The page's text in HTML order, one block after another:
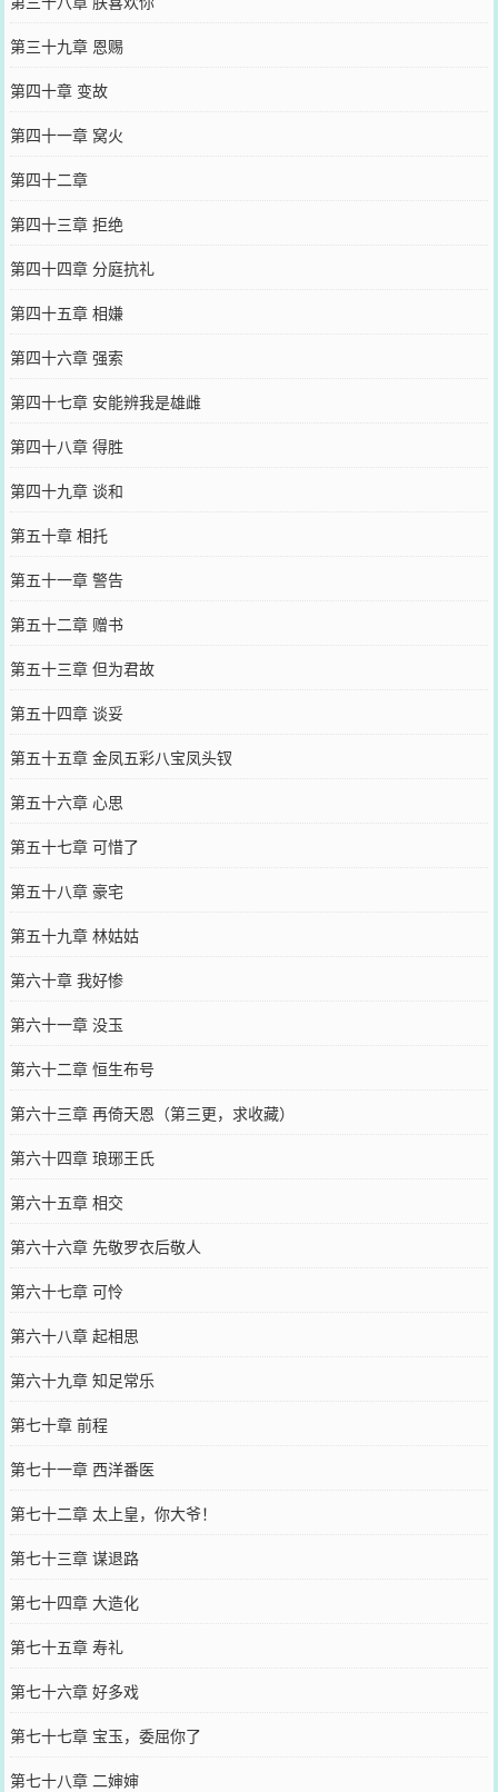
第三十九章 恩赐
第四十章 变故
第四十一章 窝火
第四十二章
第四十三章 拒绝
第四十四章 分庭抗礼
第四十五章 相嫌
第四十六章 强索
第四十七章 安能辨我是雄雌
第四十八章 得胜
第四十九章 谈和
第五十章 相托
第五十一章 警告
第五十二章 赠书
第五十三章 但为君故
第五十四章 谈妥
第五十五章 金凤五彩八宝凤头钗
第五十六章 心思
第五十七章 可惜了
第五十八章 豪宅
第五十九章 林姑姑
第六十章 我好惨
第六十一章 没玉
第六十二章 恒生布号
第六十三章 再倚天恩（第三更，求收藏）
第六十四章 琅琊王氏
第六十五章 相交
第六十六章 先敬罗衣后敬人
第六十七章 可怜
第六十八章 起相思
第六十九章 知足常乐
第七十章 前程
第七十一章 西洋番医
第七十二章 太上皇，你大爷！
第七十三章 谋退路
第七十四章 大造化
第七十五章 寿礼
第七十六章 好多戏
第七十七章 宝玉，委屈你了
第七十八章 二婶婶